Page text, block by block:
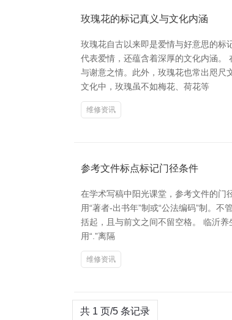
玫瑰花的标记真义与文化内涵
玫瑰花自古以来即是爱情与好意思的标
代表爱情，还蕴含着深厚的文化内涵。
与谢意之情。此外，玫瑰花也常出咫尺
文化中，玫瑰虽不如梅花、荷花等
维修资讯
参考文件标点标记门径条件
在学术写稿中阳光课堂，参考文件的门
用“著者-出书年”制或“公法编码”制。
括起，且与前文之间不留空格。 临沂
用“.”离隔
维修资讯
共 1 页/5 条记录